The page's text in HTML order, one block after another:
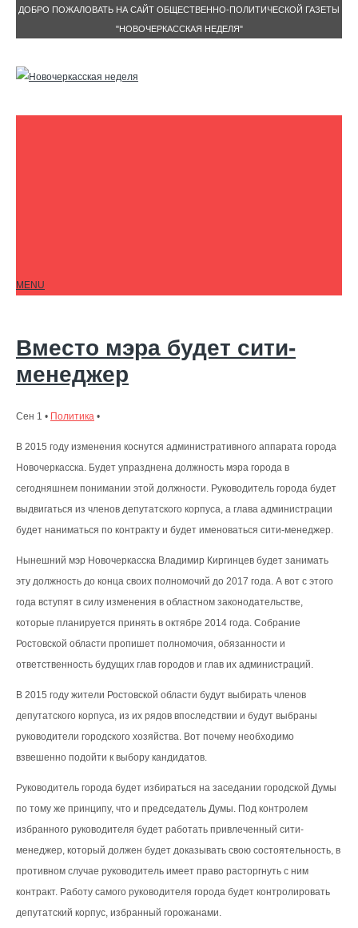
ДОБРО ПОЖАЛОВАТЬ НА САЙТ ОБЩЕСТВЕННО-ПОЛИТИЧЕСКОЙ ГАЗЕТЫ
"НОВОЧЕРКАССКАЯ НЕДЕЛЯ"
MENU
Вместо мэра будет сити-
менеджер
Сен 1 • Политика •
В 2015 году изменения коснутся административного аппарата города
Новочеркасска. Будет упразднена должность мэра города в
сегодняшнем понимании этой должности. Руководитель города будет
выдвигаться из членов депутатского корпуса, а глава администрации
будет наниматься по контракту и будет именоваться сити-менеджер.
Нынешний мэр Новочеркасска Владимир Киргинцев будет занимать
эту должность до конца своих полномочий до 2017 года. А вот с этого
года вступят в силу изменения в областном законодательстве,
которые планируется принять в октябре 2014 года. Собрание
Ростовской области пропишет полномочия, обязанности и
ответственность будущих глав городов и глав их администраций.
В 2015 году жители Ростовской области будут выбирать членов
депутатского корпуса, из их рядов впоследствии и будут выбраны
руководители городского хозяйства. Вот почему необходимо
взвешенно подойти к выбору кандидатов.
Руководитель города будет избираться на заседании городской Думы
по тому же принципу, что и председатель Думы. Под контролем
избранного руководителя будет работать привлеченный сити-
менеджер, который должен будет доказывать свою состоятельность, в
противном случае руководитель имеет право расторгнуть с ним
контракт. Работу самого руководителя города будет контролировать
депутатский корпус, избранный горожанами.